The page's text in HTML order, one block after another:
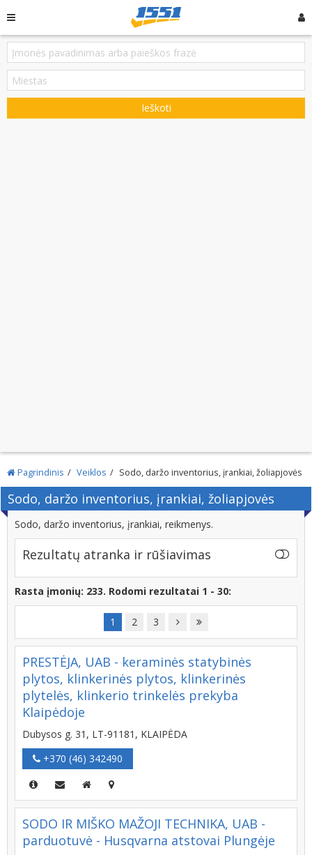
Ieškoti
Pagrindinis Veiklos Sodo, daržo inventorius, įrankiai, žoliapjovės
Sodo, daržo inventorius, įrankiai, žoliapjovės
Sodo, daržo inventorius, įrankiai, reikmenys.
Rezultatų atranka ir rūšiavimas
Rasta įmonių: 233. Rodomi rezultatai 1 - 30:
1 2 3
PRESTĖJA, UAB - keraminės statybinės
plytos, klinkerinės plytos, klinkerinės
plytelės, klinkerio trinkelės prekyba
Klaipėdoje
Dubysos g. 31, LT-91181, KLAIPĖDA
+370 (46) 342490
SODO IR MIŠKO MAŽOJI TECHNIKA, UAB -
parduotuvė - Husqvarna atstovai Plungėje